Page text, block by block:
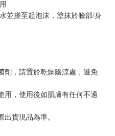
並搓至起泡沫，塗抹於臉部/身
劑，請置於乾燥陰涼處，避免
用，使用後如肌膚有任何不適
貨現品為準。